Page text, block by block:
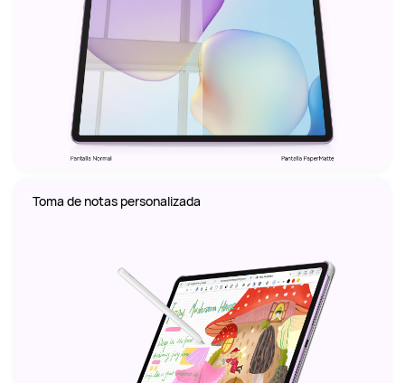
Toma de notas personalizada